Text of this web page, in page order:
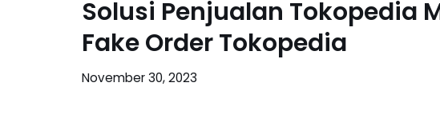
Solusi Penjualan Tokopedia
Fake Order Tokopedia
November 30, 2023